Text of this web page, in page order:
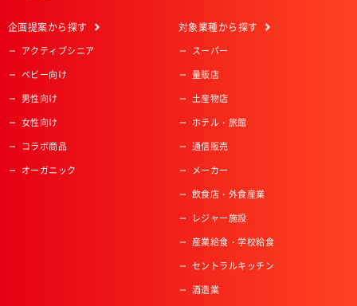
企画提案から探す
アクティブシニア
ベビー向け
男性向け
女性向け
コラボ商品
オーガニック
対象業種から探す
スーパー
量販店
土産物店
ホテル・旅館
通信販売
メーカー
飲食店・外食産業
レジャー施設
産業給食・学校給食
セントラルキッチン
酒造業